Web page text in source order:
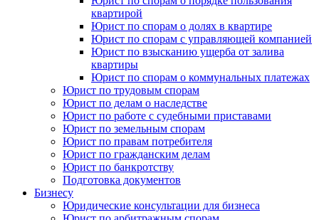
квартирой
Юрист по спорам о долях в квартире
Юрист по спорам с управляющей компанией
Юрист по взысканию ущерба от залива
квартиры
Юрист по спорам о коммунальных платежах
Юрист по трудовым спорам
Юрист по делам о наследстве
Юрист по работе с судебными приставами
Юрист по земельным спорам
Юрист по правам потребителя
Юрист по гражданским делам
Юрист по банкротству
Подготовка документов
Бизнесу
Юридические консультации для бизнеса